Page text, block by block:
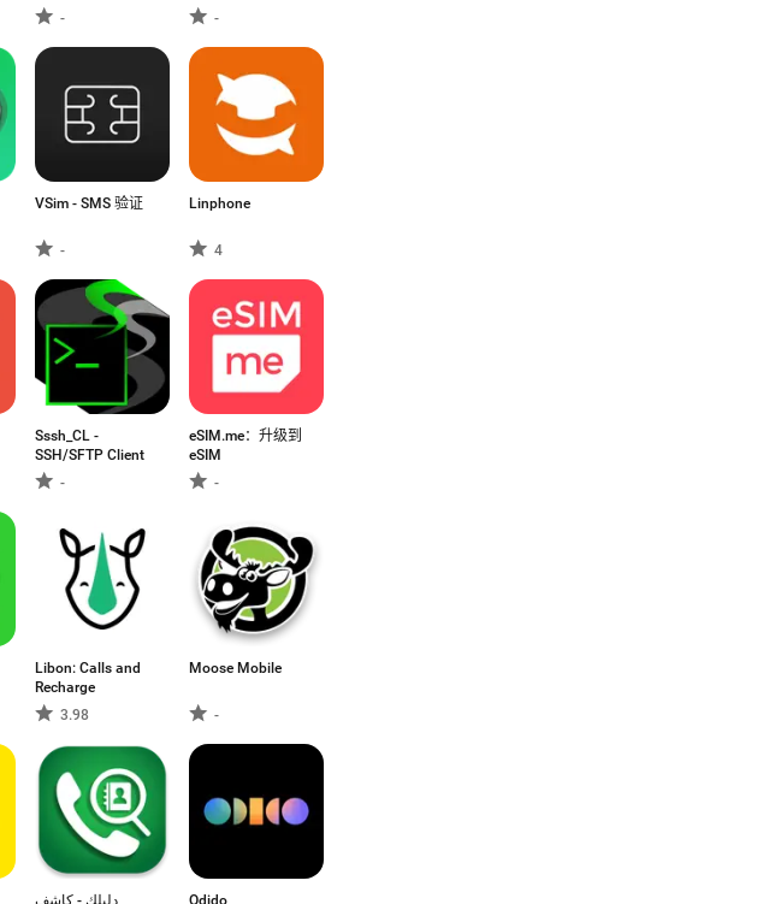
-
-
VSim - SMS 验证
-
Linphone
4
Sssh_CL -
SSH/SFTP Client
-
eSIM.me：升级到
eSIM
-
Libon: Calls and
Recharge
3.98
Moose Mobile
-
دليلك - كاشف
Odido